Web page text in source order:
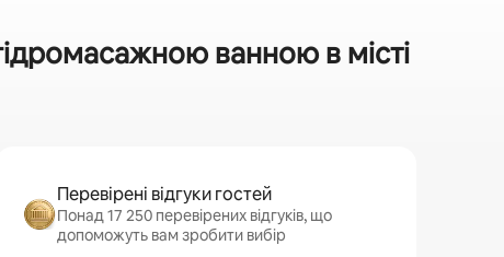
ванною в місті
Перевірені відгуки гостей
Понад 17 250 перевірених відгуків, що
допоможуть вам зробити вибір